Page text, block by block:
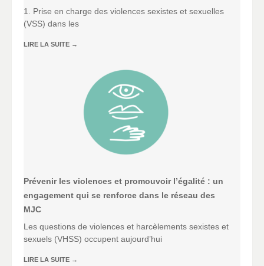
1. Prise en charge des violences sexistes et sexuelles
(VSS) dans les
LIRE LA SUITE →
Prévenir les violences et promouvoir l’égalité : un
engagement qui se renforce dans le réseau des
MJC
Les questions de violences et harcèlements sexistes et
sexuels (VHSS) occupent aujourd’hui
LIRE LA SUITE →